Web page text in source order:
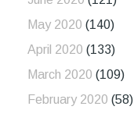
May 2020 (140)
April 2020 (133)
March 2020 (109)
February 2020 (58)